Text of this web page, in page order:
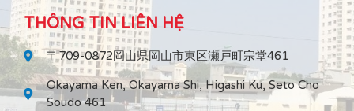
THÔNG TIN LIÊN HỆ
〒709-0872岡山県岡山市東区瀬戸町宗堂461
Okayama Ken, Okayama Shi, Higashi Ku, Seto Cho
Soudo 461